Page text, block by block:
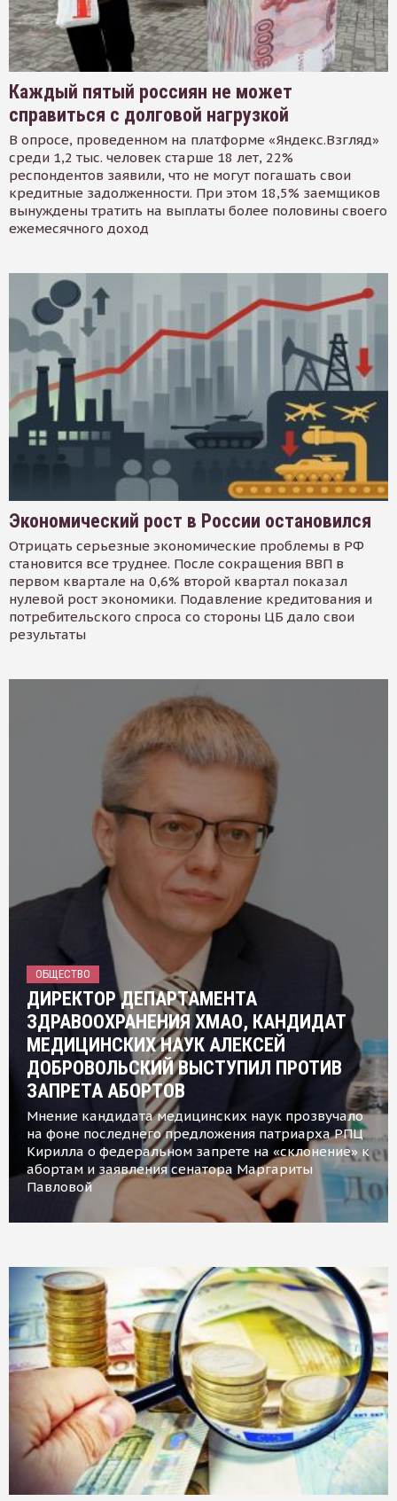
Каждый пятый россиян не может
справиться с долговой нагрузкой
В опросе, проведенном на платформе «Яндекс.Взгляд»
среди 1,2 тыс. человек старше 18 лет, 22%
респондентов заявили, что не могут погашать свои
кредитные задолженности. При этом 18,5% заемщиков
вынуждены тратить на выплаты более половины своего
ежемесячного доход
Экономический рост в России остановился
Отрицать серьезные экономические проблемы в РФ
становится все труднее. После сокращения ВВП в
первом квартале на 0,6% второй квартал показал
нулевой рост экономики. Подавление кредитования и
потребительского спроса со стороны ЦБ дало свои
результаты
ОБЩЕСТВО
ДИРЕКТОР ДЕПАРТАМЕНТА
ЗДРАВООХРАНЕНИЯ ХМАО, КАНДИДАТ
МЕДИЦИНСКИХ НАУК АЛЕКСЕЙ
ДОБРОВОЛЬСКИЙ ВЫСТУПИЛ ПРОТИВ
ЗАПРЕТА АБОРТОВ
Мнение кандидата медицинских наук прозвучало
на фоне последнего предложения патриарха РПЦ
Кирилла о федеральном запрете на «склонение» к
абортам и заявления сенатора Маргариты
Павловой